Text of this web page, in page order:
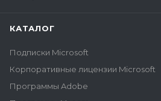
КАТАЛОГ
Подписки Microsoft
Корпоративные лицензии Microsoft
Программы Adobe